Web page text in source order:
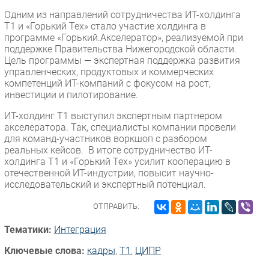
Одним из направлений сотрудничества ИТ-холдинга
Т1 и «Горький Тех» стало участие холдинга в
программе «Горький.Акселератор», реализуемой при
поддержке Правительства Нижегородской области.
Цель программы — экспертная поддержка развития
управленческих, продуктовых и коммерческих
компетенций ИТ-компаний с фокусом на рост,
инвестиции и пилотирование.
ИТ-холдинг Т1 выступил экспертным партнером
акселератора. Так, специалисты компании провели
для команд-участников воркшоп с разбором
реальных кейсов. В итоге сотрудничество ИТ-
холдинга Т1 и «Горький Тех» усилит кооперацию в
отечественной ИТ-индустрии, повысит научно-
исследовательский и экспертный потенциал.
ОТПРАВИТЬ:
Тематики: Интеграция
Ключевые слова: кадры, Т1 , ЦИПР